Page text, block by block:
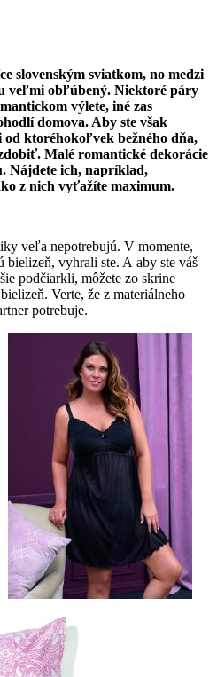
slovenským sviatkom, no medzi
veľmi obľúbený. Niektoré páry
výlete, iné zas
domova. Aby ste však
ktoréhokoľvek bežného dňa,
Malé romantické dekorácie
Nájdete ich, napríklad,
z nich vyťažíte maximum.
veľa nepotrebujú. V momente,
bielizeň, vyhrali ste. A aby ste váš
podčiarkli, môžete zo skrine
Verte, že z materiálneho
potrebuje.